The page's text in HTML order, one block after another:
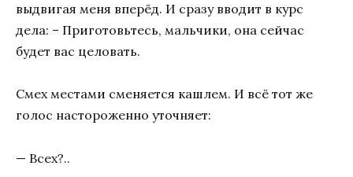
выдвигая меня вперёд. И сразу вводит в курс
дела: – Приготовьтесь, мальчики, она сейчас
будет вас целовать.
Смех местами сменяется кашлем. И всё тот же
голос настороженно уточняет:
— Всех?..